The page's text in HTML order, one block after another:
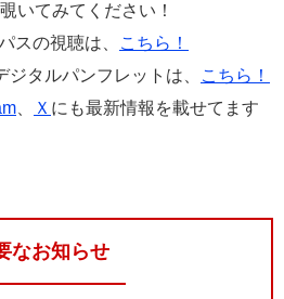
いてみてください！
の視聴は、
こちら！
タルパンフレットは、
こちら！
Ｘ にも最新情報を載せてます
なお知らせ